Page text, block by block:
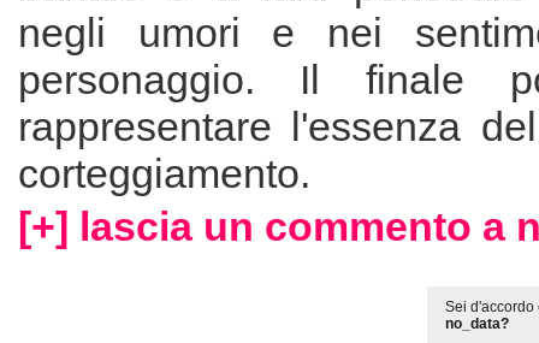
negli umori e nei
personaggio. Il finale
rappresentare l'essenza
corteggiamento.
[+] lascia un commento a
Sei d'accordo
no_data?